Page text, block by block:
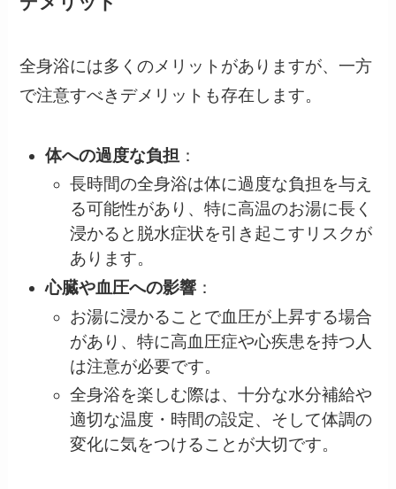
全身浴には多くのメリットがありますが、一方
で注意すべきデメリットも存在します。
体への過度な負担 ：
長時間の全身浴は体に過度な負担を与え
る可能性があり、特に高温のお湯に長く
浸かると脱水症状を引き起こすリスクが
あります。
心臓や血圧への影響：
お湯に浸かることで血圧が上昇する場合
があり、特に高血圧症や心疾患を持つ人
は注意が必要です。
全身浴を楽しむ際は、十分な水分補給や
適切な温度・時間の設定、そして体調の
変化に気をつけることが大切です。